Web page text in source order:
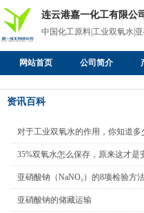
连云港嘉一化工有限公司
中国化工原料|工业双氧水|
网站首页 公司简介
资讯百科
对于工业双氧水的作用，你知道多
35%双氧水怎么保存，原来这才是
亚硝酸钠（NaNO₂）的8项检验方
亚硝酸钠的储藏运输